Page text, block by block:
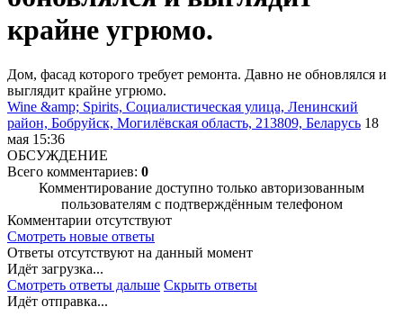
крайне угрюмо.
Дом, фасад которого требует ремонта. Давно не обновлялся и
выглядит крайне угрюмо.
Wine &amp; Spirits, Социалистическая улица, Ленинский
район, Бобруйск, Могилёвская область, 213809, Беларусь 18
мая 15:36
ОБСУЖДЕНИЕ
Всего комментариев: 0
Комментирование доступно только авторизованным
пользователям с подтверждённым телефоном
Комментарии отсутствуют
Смотреть новые ответы
Ответы отсутствуют на данный момент
Идёт загрузка...
Смотреть ответы дальше Скрыть ответы
Идёт отправка...